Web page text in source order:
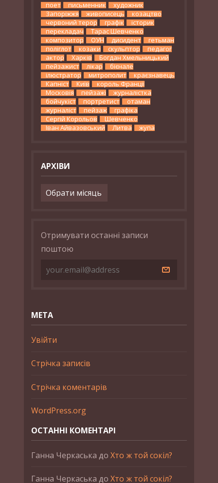
поет письменник
художник
Запоріжжя
живописець
козацтво
червоний терор
графік
історик
перекладач
Тарас Шевченко
композитор
ОУН дисидент
гетьман
поліглот
козаки скульптор
педагог
актор
Харків
Богдан Хмельницький
пейзажист
лікар
бієнале
ілюстратор
митрополит
краєзнавець
Капніст
Київ
король Франції
Московія
пейзажі
журналістка
бойчукіст
портретист
отаман
журналіст
пейзаж
графіка
Сергій Корольов
Шевченко
Іван Айвазовський
Литва жупа
АРХІВИ
Архіви
Отримувати останні записи
поштою
МЕТА
Увійти
Стрічка записів
Стрічка коментарів
WordPress.org
ОСТАННІ КОМЕНТАРІ
Ганна Черкаська до Хто ж той сокіл?
Ганна Черкаська до Хто ж той сокіл?